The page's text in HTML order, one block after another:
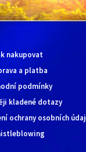
nakupovat
a platba
podmínky
kladené dotazy
ochrany osobních